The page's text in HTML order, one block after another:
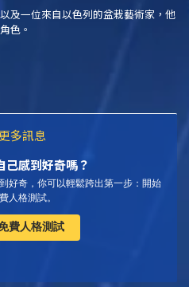
及一位來自以色列的盆栽藝術家，他
色。
多訊息
己感到好奇嗎？
好奇，你可以輕鬆跨出第一步：開始
人格測試。
費人格測試